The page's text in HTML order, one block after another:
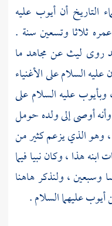
التاريخ أنأيوب عليه
ثلاثا وتسعين سنة .
روى ليثعنمجاهدما
عليه السلام على الأغنياء
وبأيوبعليه السلام على
وأنه أوصى إلى ولده حومل
، وهو الذي يزعم كثير من
هذا ، وكان نبيا فيما
، ولنذكر هاهنا
أيوبعليهما السلام .